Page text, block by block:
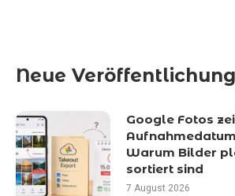
Neue
Google Fotos
Warum Bilder
sortiert sind
7 August 2026